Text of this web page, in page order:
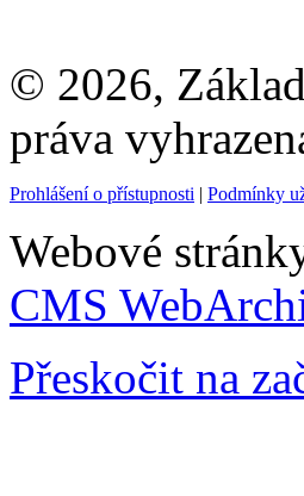
© 2026,
práva
Prohlášení o přístupnosti | Podmínky
Webové
CMS
Přeskočit na